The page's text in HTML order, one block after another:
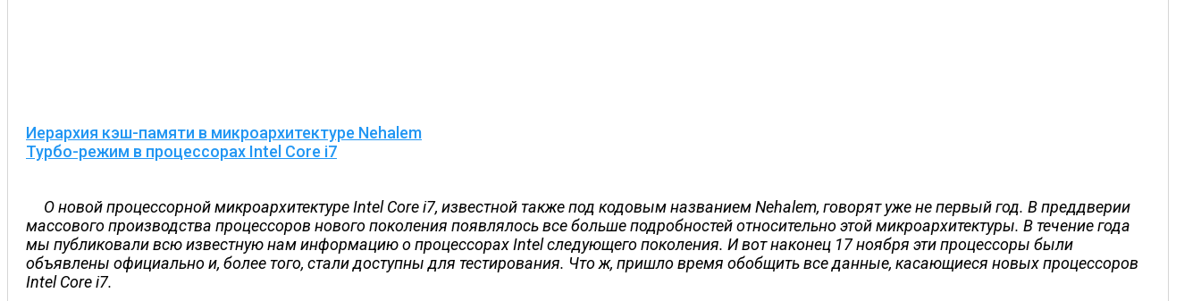
Иерархия кэш-памяти в микроархитектуре Nehalem
Турбо-режим в процессорах Intel Core i7
О новой процессорной микроархитектуре Intel Core i7, известной также под кодовым названием Nehalem, говорят уже не первый год. В преддверии
массового производства процессоров нового поколения появлялось все больше подробностей относительно этой микроархитектуры. В течение года
мы публиковали всю известную нам информацию о процессорах Intel следующего поколения. И вот наконец 17 ноября эти процессоры были
объявлены официально и, более того, стали доступны для тестирования. Что ж, пришло время обобщить все данные, касающиеся новых процессоров
Intel Core i7.